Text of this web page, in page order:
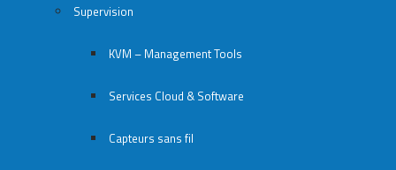
Supervision
KVM – Management Tools
Services Cloud & Software
Capteurs sans fil